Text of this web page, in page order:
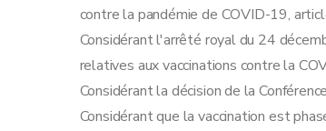
contre la pandémie de COVID-19,
Considérant l'arrêté royal du 24
relatives aux vaccinations contre la
Considérant la décision de la
Considérant que la vaccination est